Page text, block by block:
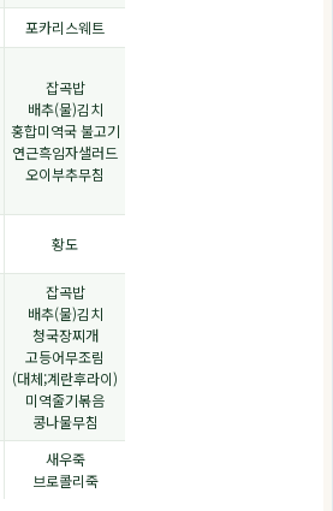
포카리스웨트
잡곡밥
배추(물)김치
홍합미역국 불고기
연근흑임자샐러드
오이부추무침
황도
잡곡밥
배추(물)김치
청국장찌개
고등어무조림
(대체;계란후라이)
미역줄기볶음
콩나물무침
새우죽
브로콜리죽